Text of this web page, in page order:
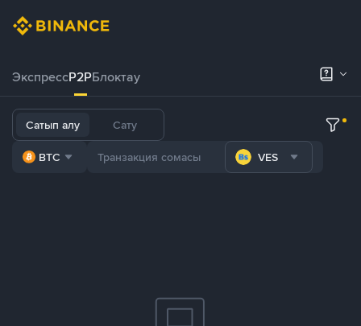
ЭкспрессP2PБлоктау
Сатып алу Сату
BTC VES